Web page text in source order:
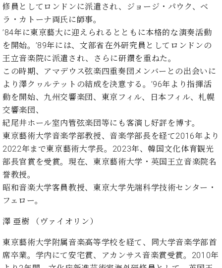
ベ
ヒ
シ
ュ
タ
イ
レ
ジ
デ
ン
ス
ッ
プ
ラ
イ
ノ
ル・
スタ
ジオ
空き
状況
動
画
収
録
ー
ビ
ス
音
楽
教
室
ピ
ア
の
ン
シ
修員としてロンドンに派遣され、ジョージ・パウク、ベ
ラ・カトーナ両氏に師事。
’84年に東京藝大に迎えられるとともに本格的な演奏活動
を開始。’89年には、文部省在外研究員としてロンドンの
王立音楽院に派遣され、さらに研鑽を重ねた。
この時期、アマデウス弦楽四重奏団メンバーとの出会いに
より澤クヮルテットの結成を決意する。’96年より指揮活
動を開始、九州交響楽団、東京フィル、日本フィル、札幌
交響楽団、
紀尾井ホール室内管弦楽団等にも客演し好評を博す。
東京藝術大学音楽学部教授、音楽学部長を経て2016年より
2022年まで東京藝術大学長。2023年、韓国文化体育観光
部長官賞を受賞。現在、東京藝術大学・英国王立音楽院名
誉教授。
昭和音楽大学客員教授、東京大学先端科学技術センター・
フェロー。
澤 亜樹 （ヴァイオリン）
東京藝術大学附属音楽高等学校を経て、同大学音楽学部首
席卒業。学内にて安宅賞、アカンサス音楽賞受賞。2010年